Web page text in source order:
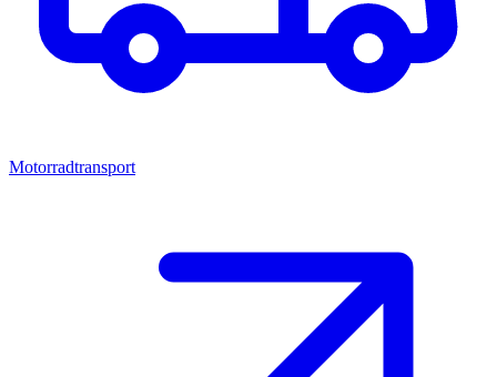
Motorradtransport